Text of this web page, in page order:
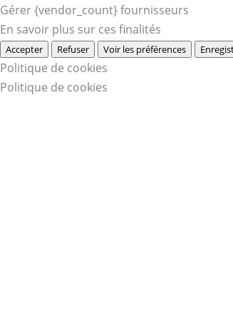
Gérer {vendor_count} fournisseurs
En savoir plus sur ces finalités
Accepter Refuser Voir les préférences
Politique de cookies
Politique de cookies